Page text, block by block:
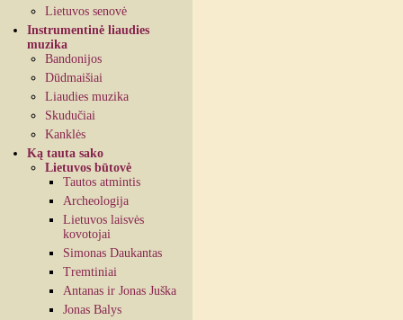
Lietuvos senovė
Instrumentinė liaudies
muzika
Bandonijos
Dūdmaišiai
Liaudies muzika
Skudučiai
Kanklės
Ką tauta sako
Lietuvos būtovė
Tautos atmintis
Archeologija
Lietuvos laisvės
kovotojai
Simonas Daukantas
Tremtiniai
Antanas ir Jonas Juška
Jonas Balys